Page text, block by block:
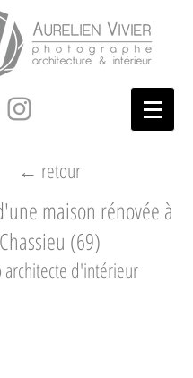
← retour
maison rénovée à
Chassieu (69)
architecte d'intérieur